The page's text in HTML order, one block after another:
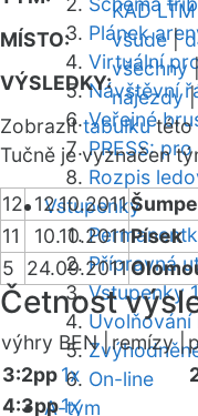
Plánek
Virtuální
Návštěvní
Veřejné
PRESS:
Rozpis
Vstupenky
Přípravná
Vstupenky
Uvolňování
On-line
A-tým
KAD LTM
MÍSTO:
všude|
VÝSLEDKY:
všechny
nájezdy
Zobrazittabulkutéto
Tučně je vyznačen
12 12.10.2011
11
10.10.2011Písek
5
24.09.2011
Četnost
výhry BEN |remízy |
3:2pp1x
4:3pp1x